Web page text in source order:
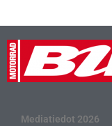
Mediatiedot 2026